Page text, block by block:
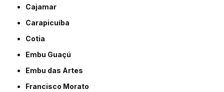
Cajamar
Carapicuíba
Cotia
Embu Guaçú
Embu das Artes
Francisco Morato